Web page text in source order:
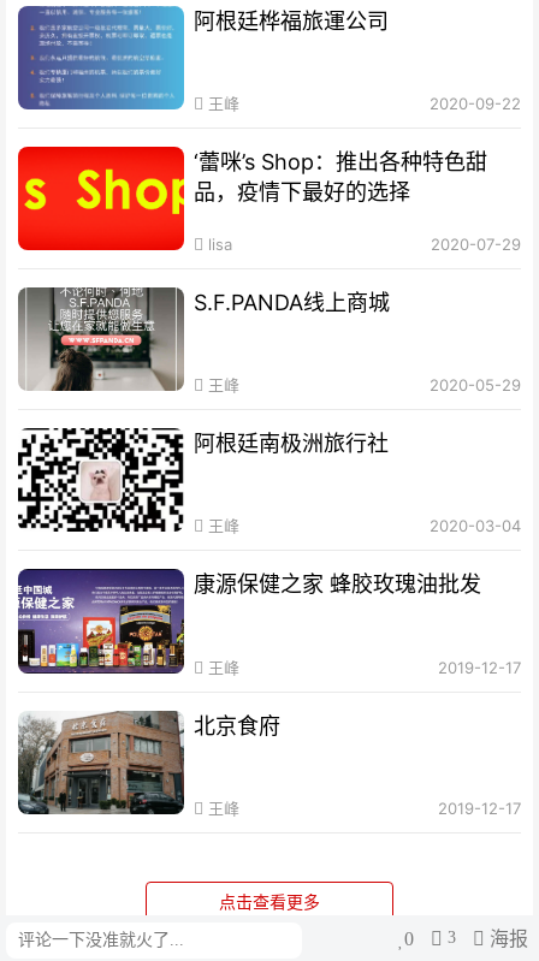
评论 0 3 海报
阿根廷桦福旅運公司
王峰 2020-09-22
‘蕾咪’s Shop：推出各种特色甜
品，疫情下最好的选择
lisa 2020-07-29
S.F.PANDA线上商城
王峰 2020-05-29
阿根廷南极洲旅行社
王峰 2020-03-04
康源保健之家 蜂胶玫瑰油批发
王峰 2019-12-17
北京食府
王峰 2019-12-17
点击查看更多